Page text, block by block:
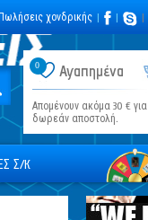
Πωλήσεις χονδρικής | | |
0 Αγαπημένα
Απομένουν ακόμα 30 € για
δωρεάν αποστολή.
Σ/К